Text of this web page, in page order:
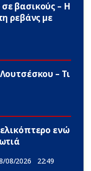
βασικούς – Η
ρεβάνς με
– Τι
ενώ
08/2026 22:49